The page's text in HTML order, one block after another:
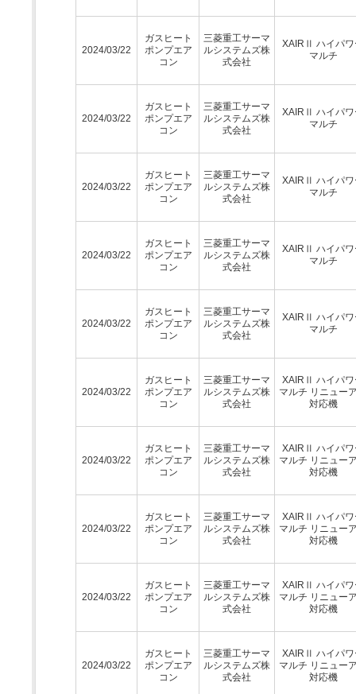
2024/03/22
ガスヒート
ポンプエア
コン
三菱重工サーマ
ルシステムズ株
式会社
XAIRⅡ ハイパワ
マルチ
2024/03/22
ガスヒート
ポンプエア
コン
三菱重工サーマ
ルシステムズ株
式会社
XAIRⅡ ハイパワ
マルチ
2024/03/22
ガスヒート
ポンプエア
コン
三菱重工サーマ
ルシステムズ株
式会社
XAIRⅡ ハイパワ
マルチ
2024/03/22
ガスヒート
ポンプエア
コン
三菱重工サーマ
ルシステムズ株
式会社
XAIRⅡ ハイパワ
マルチ
2024/03/22
ガスヒート
ポンプエア
コン
三菱重工サーマ
ルシステムズ株
式会社
XAIRⅡ ハイパワ
マルチ
2024/03/22
ガスヒート
ポンプエア
コン
三菱重工サーマ
ルシステムズ株
式会社
XAIRⅡ ハイパワ
マルチ リニュー
対応機
2024/03/22
ガスヒート
ポンプエア
コン
三菱重工サーマ
ルシステムズ株
式会社
XAIRⅡ ハイパワ
マルチ リニュー
対応機
2024/03/22
ガスヒート
ポンプエア
コン
三菱重工サーマ
ルシステムズ株
式会社
XAIRⅡ ハイパワ
マルチ リニュー
対応機
2024/03/22
ガスヒート
ポンプエア
コン
三菱重工サーマ
ルシステムズ株
式会社
XAIRⅡ ハイパワ
マルチ リニュー
対応機
2024/03/22
ガスヒート
ポンプエア
コン
三菱重工サーマ
ルシステムズ株
式会社
XAIRⅡ ハイパワ
マルチ リニュー
対応機